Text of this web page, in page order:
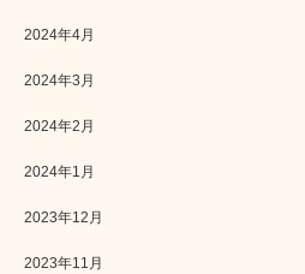
2024年4月
2024年3月
2024年2月
2024年1月
2023年12月
2023年11月